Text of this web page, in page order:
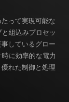
って実現可能な
組込みプロセッ
しているグロー
に効率的な電力
れた制御と処理